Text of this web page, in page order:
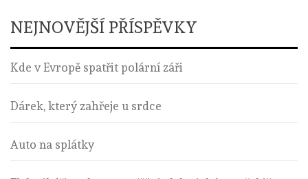
NEJNOVĚJŠÍ PŘÍSPĚVKY
Kde v Evropě spatřit polární záři
Dárek, který zahřeje u srdce
Auto na splátky